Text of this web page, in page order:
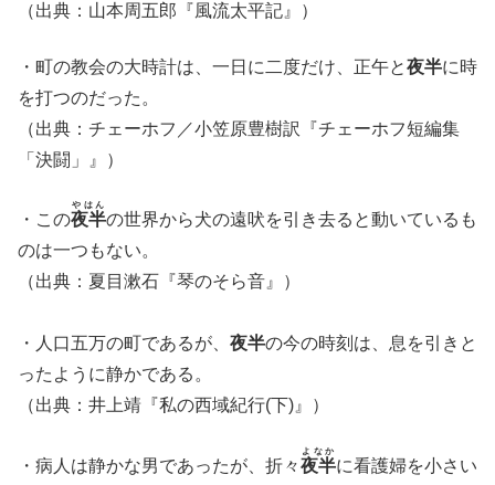
（出典：山本周五郎『風流太平記』）
・町の教会の大時計は、一日に二度だけ、正午と夜半に時
を打つのだった。
（出典：チェーホフ／小笠原豊樹訳『チェーホフ短編集
「決闘」』）
・この夜半
やはん
の世界から犬の遠吠を引き去ると動いているも
のは一つもない。
（出典：夏目漱石『琴のそら音』）
・人口五万の町であるが、 夜半の今の時刻は、息を引きと
ったように静かである。
（出典：井上靖『私の西域紀行(下)』）
・病人は静かな男であったが、折々夜半
よなか
に看護婦を小さい